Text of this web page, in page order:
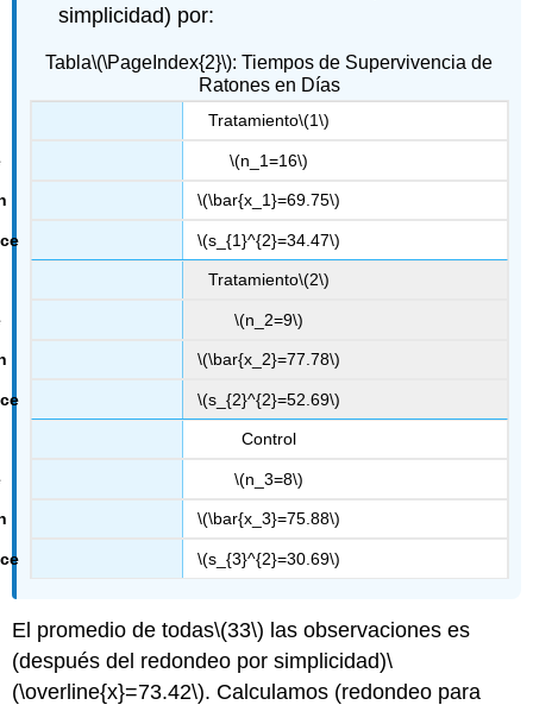
simplicidad) por:
Tabla\(\PageIndex{2}\): Tiempos de Supervivencia de
Ratones en Días
Tratamiento\(1\)
\(n_1=16\)
\(\bar{x_1}=69.75\)
\(s_{1}^{2}=34.47\)
Tratamiento\(2\)
\(n_2=9\)
\(\bar{x_2}=77.78\)
\(s_{2}^{2}=52.69\)
Control
\(n_3=8\)
\(\bar{x_3}=75.88\)
\(s_{3}^{2}=30.69\)
El promedio de todas\(33\) las observaciones es
(después del redondeo por simplicidad)\
(\overline{x}=73.42\). Calculamos (redondeo para